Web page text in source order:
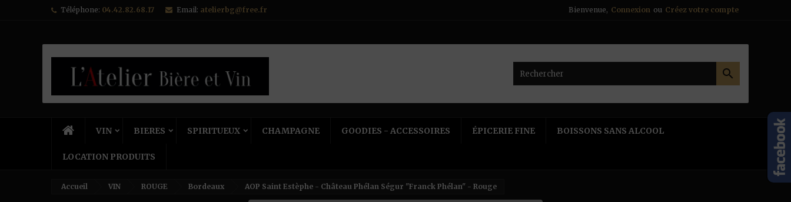
Téléphone: 04.42.82.68.17 Email: atelierbg@free.fr Bienvenue, Connexion ou Créez votre compte

VIN BIERES SPIRITUEUX CHAMPAGNE GOODIES - ACCESSOIRES ÉPICERIE FINE BOISSONS SANS ALCOOL
LOCATION PRODUITS
Accueil VIN ROUGE Bordeaux AOP Saint Estèphe - Château Phélan Ségur "Franck Phélan" - Rouge